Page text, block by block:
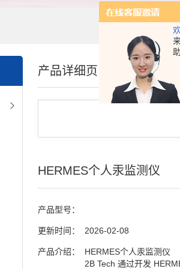
产品详细页
HERMES个人汞监测仪
产品型号：
更新时间： 2026-02-08
产品介绍：
HERMES个人汞监测仪
2B Tech 通过开发